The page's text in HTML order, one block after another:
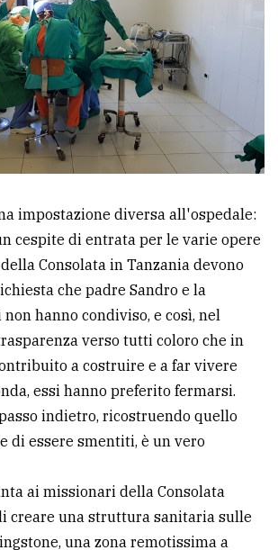
impostazione diversa all'ospedale:
cespite di entrata per le varie opere
Consolata in Tanzania devono
che padre Sandro e la
hanno condiviso, e così, nel
verso tutti coloro che in
a costruire e a far vivere
essi hanno preferito fermarsi.
indietro, ricostruendo quello
di essere smentiti, è un vero
ai missionari della Consolata
creare una struttura sanitaria sulle
una zona remotissima a